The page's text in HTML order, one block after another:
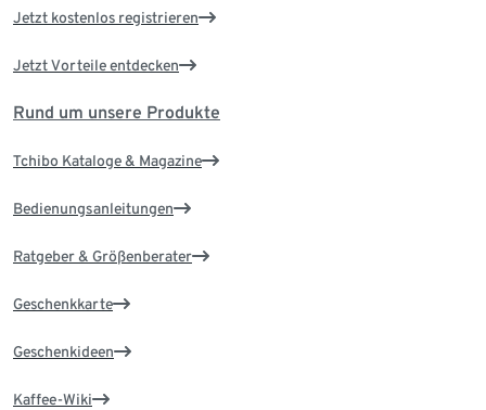
Jetzt kostenlos registrieren
Jetzt Vorteile entdecken
Rund um unsere Produkte
Tchibo Kataloge & Magazine
Bedienungsanleitungen
Ratgeber & Größenberater
Geschenkkarte
Geschenkideen
Kaffee-Wiki